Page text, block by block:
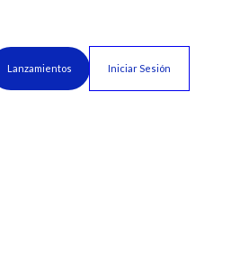
Lanzamientos Iniciar Sesión